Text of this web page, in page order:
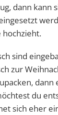
dann kann
hochzieht.
sind
zur
dann
du
sich eher